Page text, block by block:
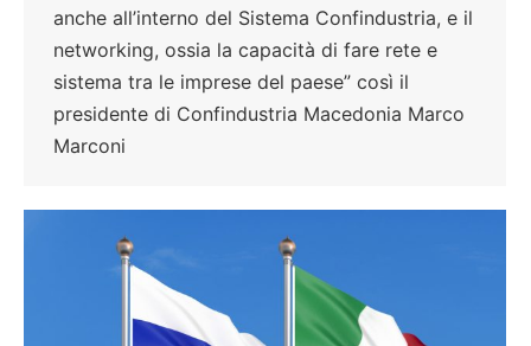
anche all’interno del Sistema Confindustria, e il
networking, ossia la capacità di fare rete e
sistema tra le imprese del paese” così il
presidente di Confindustria Macedonia Marco
Marconi